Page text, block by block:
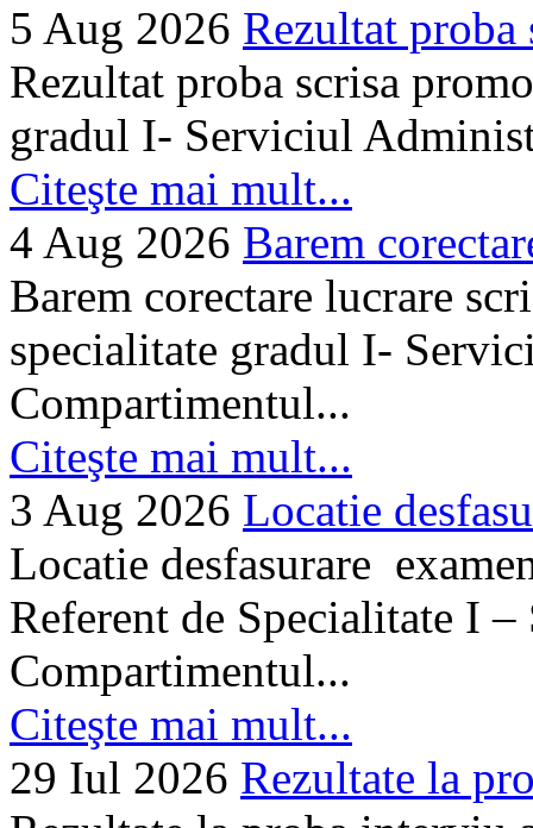
5 Aug 2026 Rezultat proba
Rezultat proba scrisa
gradul I- Serviciul
Citeşte mai mult...
4 Aug 2026 Barem
Barem corectare lucrare
specialitate gradul I-
Compartimentul...
Citeşte mai mult...
3 Aug 2026 Locatie
Locatie desfasurare
Referent de Specialitate I
Compartimentul...
Citeşte mai mult...
29 Iul 2026 Rezultate la